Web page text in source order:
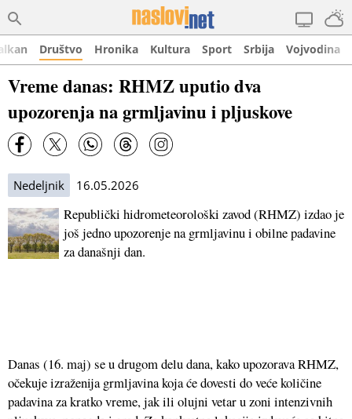
Društvo Hronika Kultura Sport Srbija Vojvodina
Vreme danas: RHMZ uputio dva
upozorenja na grmljavinu i pljuskove
Nedeljnik 16.05.2026
Republički hidrometeorološki zavod (RHMZ) izdao je
još jedno upozorenje na grmljavinu i obilne padavine
za današnji dan.
Danas (16. maj) se u drugom delu dana, kako upozorava RHMZ,
očekuje izraženija grmljavina koja će dovesti do veće količine
padavina za kratko vreme, jak ili olujni vetar u zoni intenzivnih